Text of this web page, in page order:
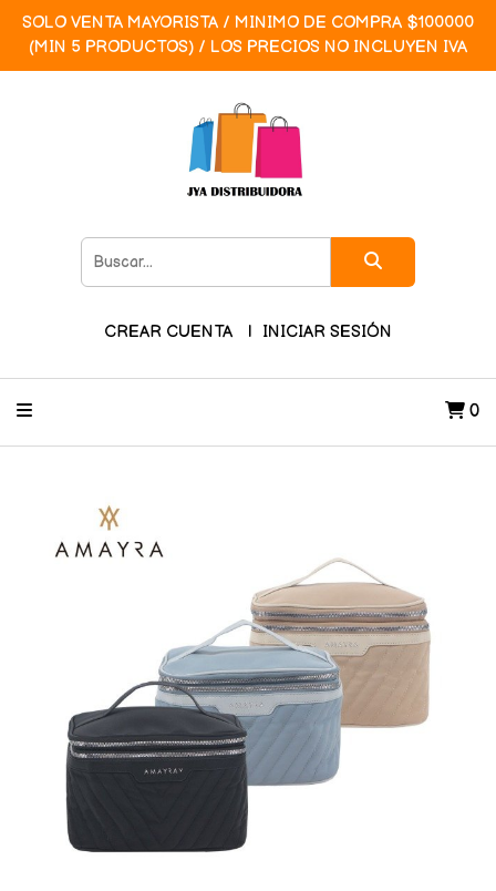
SOLO VENTA MAYORISTA / MINIMO DE COMPRA $100000
(MIN 5 PRODUCTOS) / LOS PRECIOS NO INCLUYEN IVA
CREAR CUENTA INICIAR SESIÓN
0